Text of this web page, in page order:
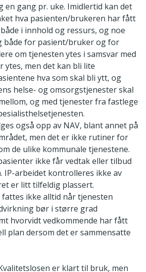
en gang pr. uke. Imidlertid kan det
hva pasienten/brukeren har fått
i innhold og ressurs, og noe
både for pasient/bruker og for
om tjenesten ytes i samsvar med
ytes, men det kan bli lite
hva som skal bli ytt, og
helse- og omsorgstjenester skal
og med tjenester fra fastlege
også opp av NAV, blant annet på
men det er ikke rutiner for
de ulike kommunale tjenestene.
ikke får vedtak eller tilbud
IP-arbeidet kontrolleres ikke av
er litt tilfeldig plassert.
fattes ikke alltid når tjenesten
bør i større grad
hvorvidt vedkommende har fått
plan dersom det er sammensatte
er klart til bruk, men